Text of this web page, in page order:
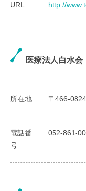
URL http://
医療法人白水
所在地 〒466-
電話番
号
052-861-